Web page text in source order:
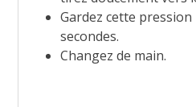
Gardez cette
secondes.
Changez de main.